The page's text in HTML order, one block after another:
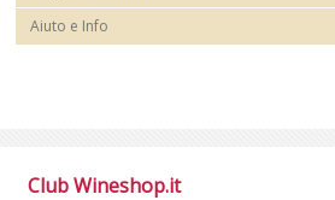
Aiuto e Info
Club Wineshop.it